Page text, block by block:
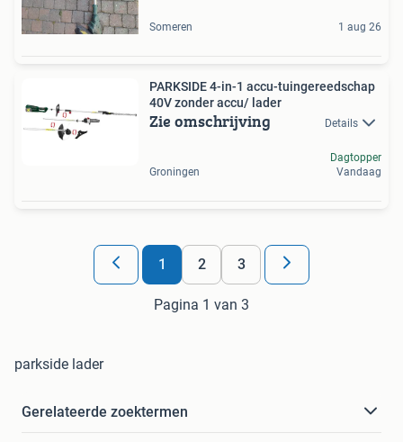
Someren 1 aug 26
PARKSIDE 4-in-1 accu-tuingereedschap
40V zonder accu/ lader
Zie omschrijving Details
Groningen
Dagtopper
Vandaag
1 2 3
Pagina 1 van 3
parkside lader
Gerelateerde zoektermen